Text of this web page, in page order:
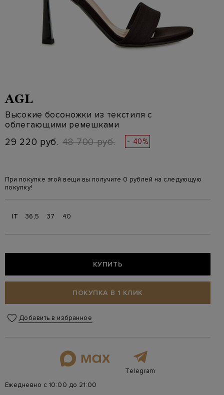
AGL
Высокие босоножки из текстиля с
облегающими ремешками
29 220 руб. 48 700 руб. - 40%
При покупке этой вещи вы получите 0 рублей на следующую
покупку!
IT 36,5 37 40
КУПИТЬ
ПОКУПКА В 1 КЛИК
Добавить в избранное
Telegram
Ежедневно с 10:00 до 21:00